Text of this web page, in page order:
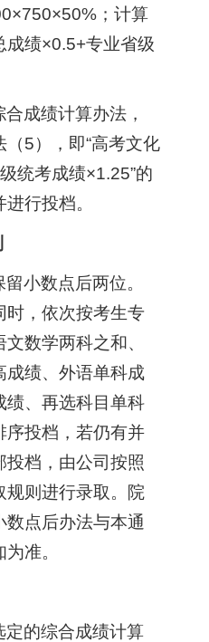
；计算
成绩×0.5+专业省级
成绩计算办法，
5），即“高考文化
统考成绩×1.25”的
行投档。
小数点后两位。
时，依次按考生专
数学两科之和、
成绩、外语单科成
绩、再选科目单科
序投档，若仍有并
档，由公司按照
规则进行录取。院
点后办法与本通
准。
定的综合成绩计算